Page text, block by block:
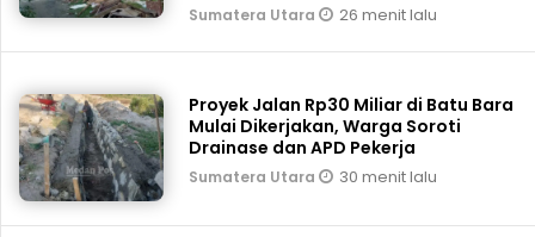
Sumatera Utara 26 menit lalu
Proyek Jalan Rp30 Miliar di Batu Bara
Mulai Dikerjakan, Warga Soroti
Drainase dan APD Pekerja
Sumatera Utara 30 menit lalu